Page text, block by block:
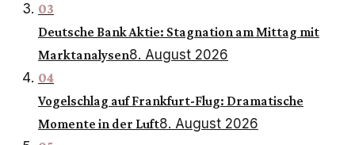
03
Deutsche Bank Aktie: Stagnation am Mittag mit
Marktanalysen8. August 2026
04
Vogelschlag auf Frankfurt-Flug: Dramatische
Momente in der Luft8. August 2026